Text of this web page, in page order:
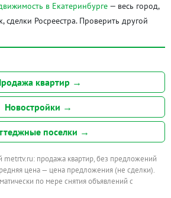
в Екатеринбурге — весь город,
сделки Росреестра. Проверить другой
квартир →
Новостройки →
поселки →
metrtv.ru: продажа квартир, без предложений
цена — цена предложения (не сделки).
по мере снятия объявлений с